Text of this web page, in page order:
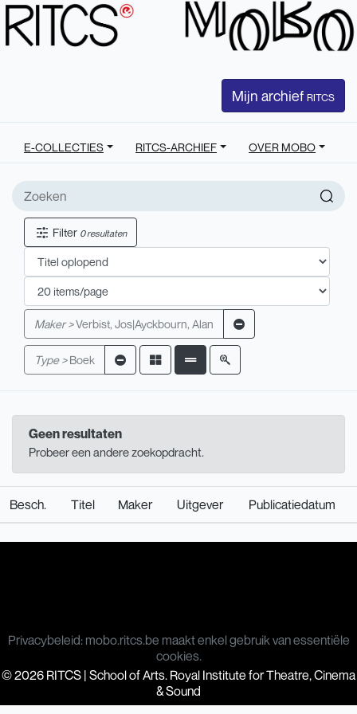
Mijn archief RITCS
E-COLLECTIES RITCS-ARCHIEF OVER MOBO
Filter 0 resultaten
Maker >Verbist, Jos|Ayckbourn, Alan
Type > Boek
Geen resultaten
Probeer een andere zoekopdracht.
Besch. Titel Maker Uitgever Publicatiedatum
Privacybeleid: mobo.ritcs.be maakt enkel gebruik van essentiële
cookies.
© 2026 RITCS | School of Arts. Royal Institute for Theatre, Cinema
& Sound